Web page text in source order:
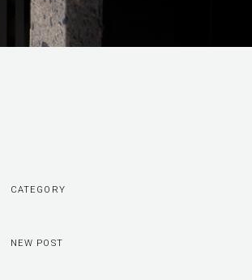
CATEGORY
NEW POST